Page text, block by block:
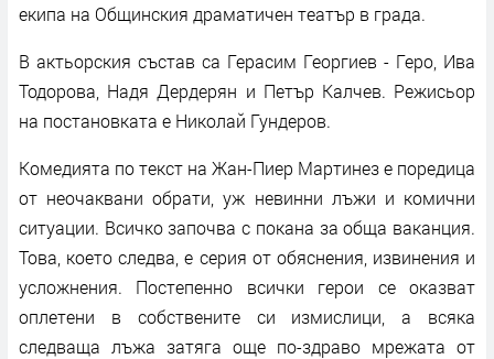
екипа на Общинския драматичен театър в града.
В актьорския състав са Герасим Георгиев - Геро, Ива
Тодорова, Надя Дердерян и Петър Калчев. Режисьор
на постановката е Николай Гундеров.
Комедията по текст на Жан-Пиер Мартинез е поредица
от неочаквани обрати, уж невинни лъжи и комични
ситуации. Всичко започва с покана за обща ваканция.
Това, което следва, е серия от обяснения, извинения и
усложнения. Постепенно всички герои се оказват
оплетени в собствените си измислици, а всяка
следваща лъжа затяга още по-здраво мрежата от